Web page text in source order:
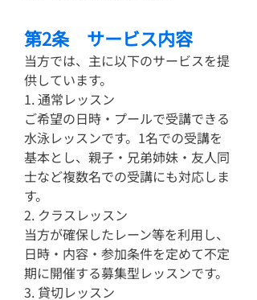
第2条 サービス内容
当方では、主に以下のサービスを提
供しています。
1. 通常レッスン
ご希望の日時・プールで受講できる
水泳レッスンです。1名での受講を
基本とし、親子・兄弟姉妹・友人同
士など複数名での受講にも対応しま
す。
2. クラスレッスン
当方が確保したレーン等を利用し、
日時・内容・参加条件を定めて不定
期に開催する募集型レッスンです。
3. 貸切レッスン